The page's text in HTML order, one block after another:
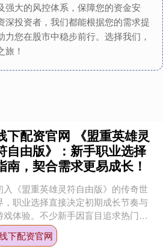
强大的风控体系，保障您的资金安
深投资者，我们都能根据您的需求提
您在股市中稳步前行。选择我们，
旅！
下配资官网 《盟重英雄灵
自由版》：新手职业选择
南，契合需求更易成长！
入《盟重英雄灵符自由版》的传奇世
，职业选择直接决定初期成长节奏与
戏体验。不少新手因盲目追求热门职
，忽视自身玩法习惯，导致发育受
。这款游戏延续经典三职业....
下配资官网